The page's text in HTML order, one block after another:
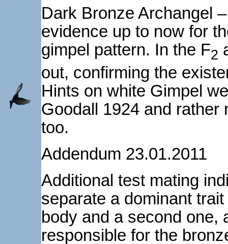
Dark Bronze Archangel
evidence up to now for
gimpel pattern. In the F2
out, confirming the
Hints on white Gimpel
Goodall 1924 and rather
too.
Addendum 23.01.2011
Additional test mating
separate a dominant
body and a second one,
responsible for the